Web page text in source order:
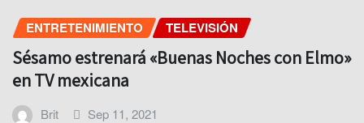
ENTRETENIMIENTO TELEVISIÓN
Sésamo estrenará «Buenas Noches con Elmo»
en TV mexicana
Brit Sep 11, 2021